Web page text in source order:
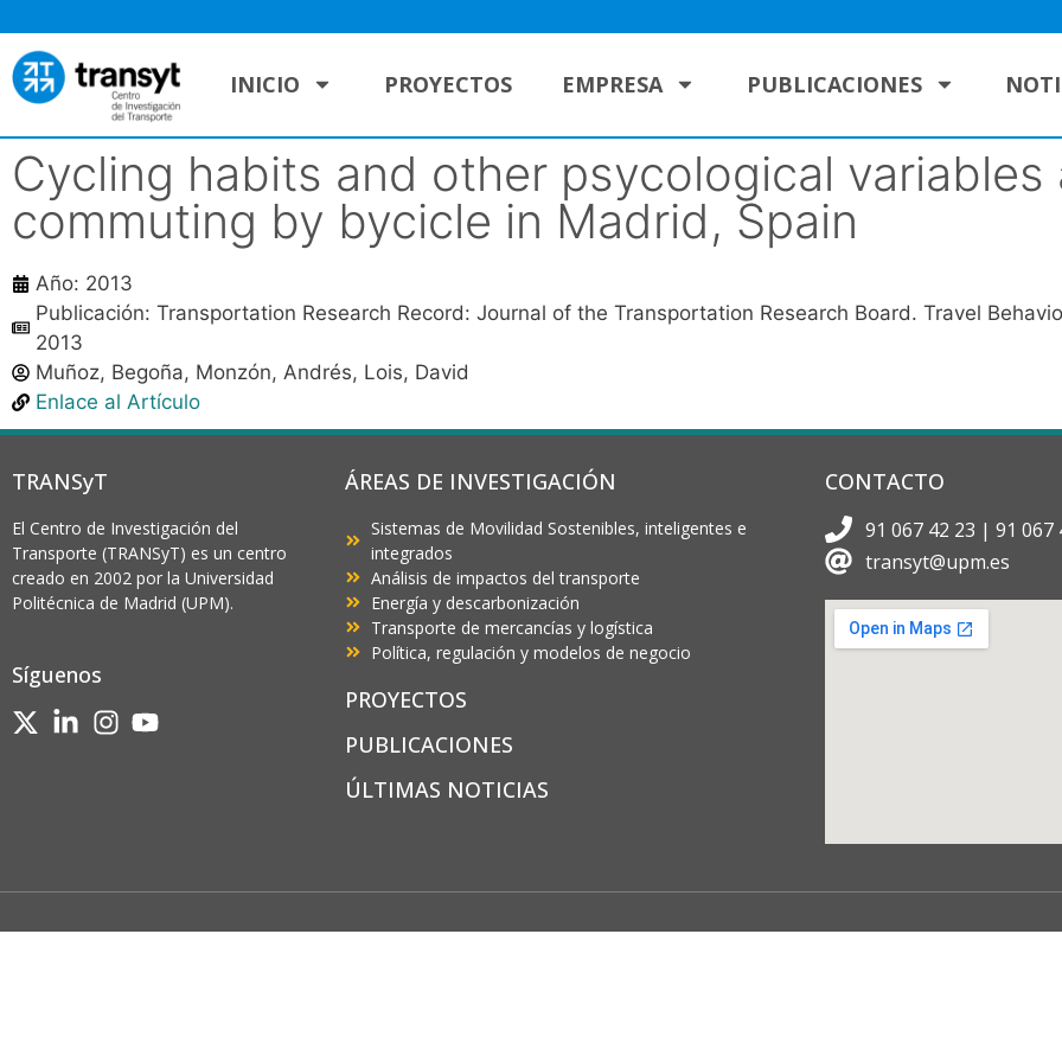
INICIO PROYECTOS EMPRESA PUBLICACIONES
Cycling habits and other psycological variables
commuting by bycicle in Madrid, Spain
Año: 2013
Publicación: Transportation Research Record: Journal of the Transportation Research Board. Travel
2013
Muñoz, Begoña, Monzón, Andrés, Lois, David
Enlace al Artículo
TRANSyT
El Centro de Investigación del
Transporte (TRANSyT) es un centro
creado en 2002 por la Universidad
Politécnica de Madrid (UPM).
Síguenos
ÁREAS DE INVESTIGACIÓN
Sistemas de Movilidad Sostenibles, inteligentes e
integrados
Análisis de impactos del transporte
Energía y descarbonización
Transporte de mercancías y logística
Política, regulación y modelos de negocio
PROYECTOS
PUBLICACIONES
ÚLTIMAS NOTICIAS
CONTACTO
91 067 42 23 | 91 067
transyt@upm.es